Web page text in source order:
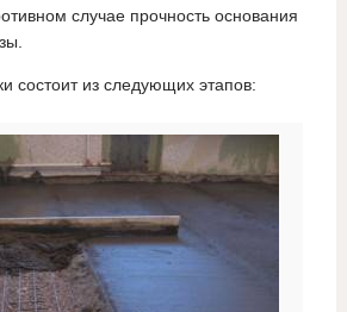
случае прочность основания
состоит из следующих этапов: